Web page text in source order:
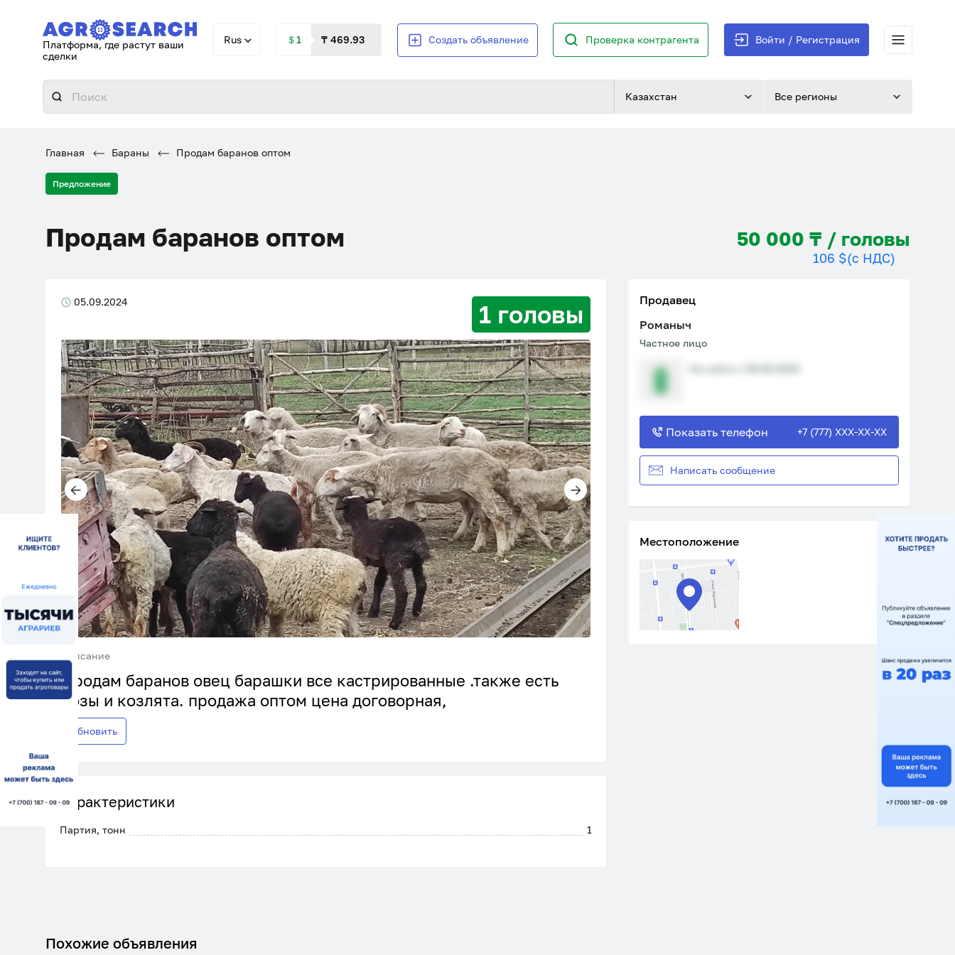
Платформа, где растут ваши
сделки
Rus ＄1 ₸ 469.93 Создать объявление Проверка контрагента Войти / Регистрация
Казахстан Все регионы
Главная Бараны Продам баранов оптом
Предложение
Продам баранов оптом 50 000 ₸ / головы
106 $(с НДС)
05.09.2024 1 головы
Описание
Продам баранов овец барашки все кастрированные .также есть
козы и козлята. продажа оптом цена договорная,
Обновить
Характеристики
Партия, тонн 1
Продавец
Романыч
Частное лицо
Показать телефон +7 (777) XXX-XX-XX
Написать сообщение
Местоположение
Похожие объявления